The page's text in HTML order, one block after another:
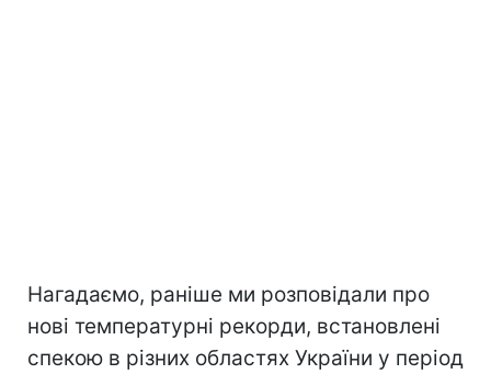
Нагадаємо, раніше ми розповідали про
нові температурні рекорди, встановлені
спекою в різних областях України у період